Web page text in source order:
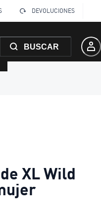
DEVOLUCIONES
BUSCAR
XL Wild